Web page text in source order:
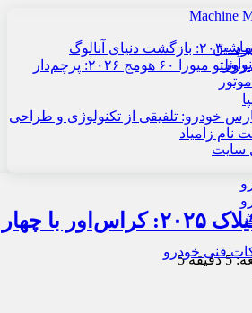
ماشین
سایت
فنی خودرو
معرفی لامبورگینی روئلتو میورا ۶۰ هومج ۲۰۲۶: پرچم‌دار
خودرو: تلفیقی از تکنولوژی و طراحی
زامیاد
تیپ مختلف
5